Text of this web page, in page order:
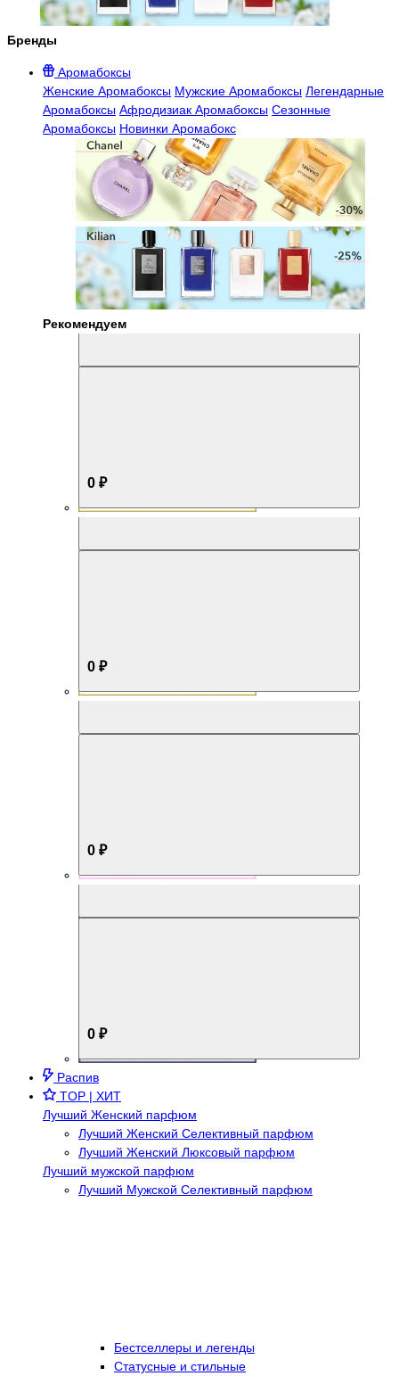
Бренды
Аромабоксы
Женские Аромабоксы Мужские Аромабоксы Легендарные
Аромабоксы Афродизиак Аромабоксы Сезонные
Аромабоксы Новинки Аромабокс
Рекомендуем
0 ₽
0 ₽
0 ₽
0 ₽
Распив
TOP | ХИТ
Лучший Женский парфюм
Лучший Женский Селективный парфюм
Лучший Женский Люксовый парфюм
Лучший мужской парфюм
Лучший Мужской Селективный парфюм
Бестселлеры и легенды
Статусные и стильные